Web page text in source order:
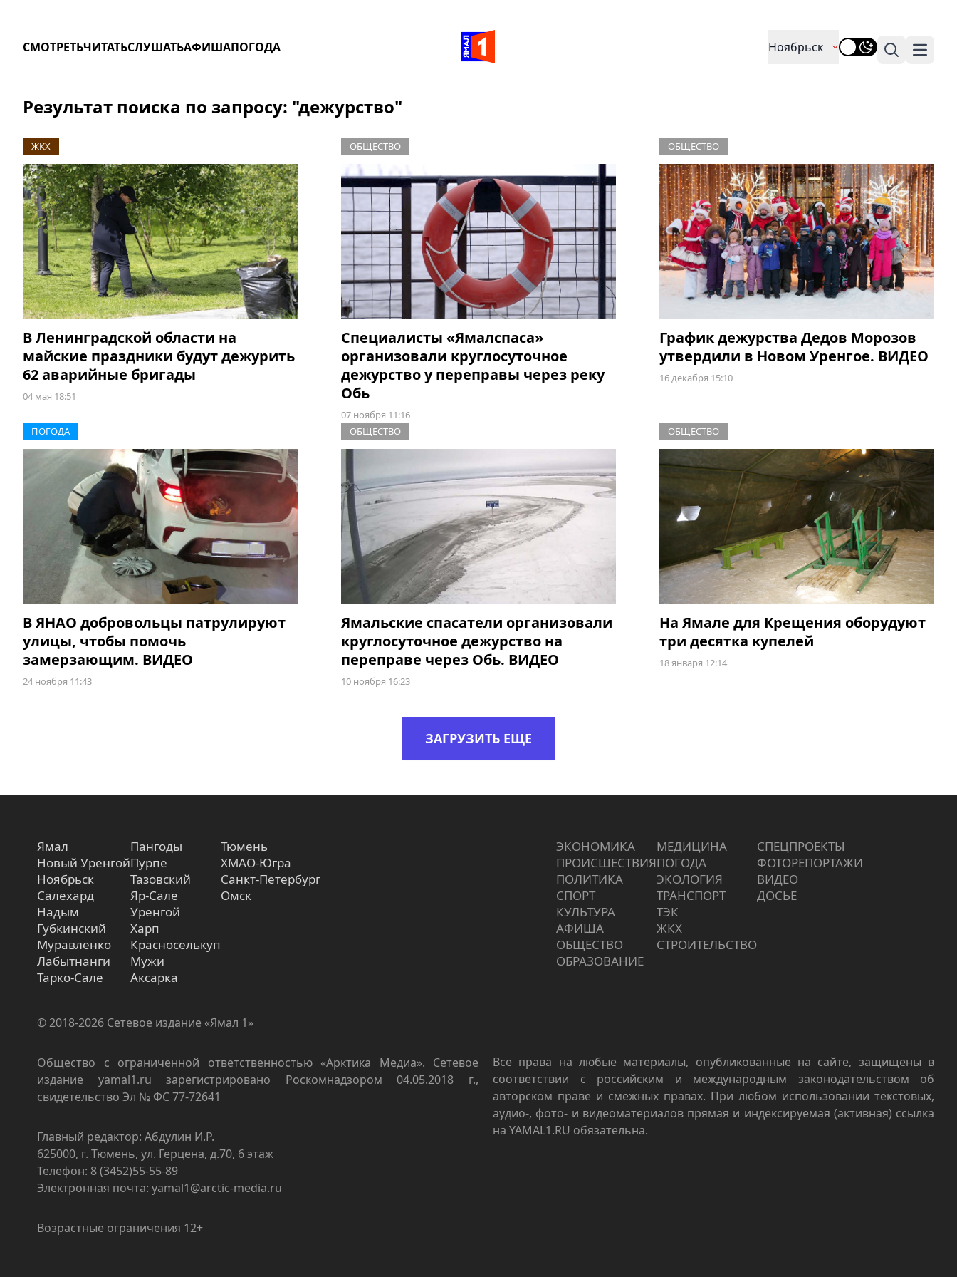
СМОТРЕТЬЧИТАТЬСЛУШАТЬАФИШАПОГОДА Ноябрьск
Поиск
Результат поиска по запросу: "дежурство"
ЖКХ
В Ленинградской области на
майские праздники будут дежурить
62 аварийные бригады
04 мая 18:51
ОБЩЕСТВО
Специалисты «Ямалспаса»
организовали круглосуточное
дежурство у переправы через реку
Обь
07 ноября 11:16
ОБЩЕСТВО
График дежурства Дедов Морозов
утвердили в Новом Уренгое. ВИДЕО
16 декабря 15:10
ПОГОДА
В ЯНАО добровольцы патрулируют
улицы, чтобы помочь
замерзающим. ВИДЕО
24 ноября 11:43
ОБЩЕСТВО
Ямальские спасатели организовали
круглосуточное дежурство на
переправе через Обь. ВИДЕО
10 ноября 16:23
ОБЩЕСТВО
На Ямале для Крещения оборудуют
три десятка купелей
18 января 12:14
ЗАГРУЗИТЬ ЕЩЕ
Ямал
Новый Уренгой
Ноябрьск
Салехард
Надым
Губкинский
Муравленко
Лабытнанги
Тарко-Сале
Пангоды
Пурпе
Тазовский
Яр-Сале
Уренгой
Харп
Красноселькуп
Мужи
Аксарка
Тюмень
ХМАО-Югра
Санкт-Петербург
Омск
ЭКОНОМИКА
ПРОИCШЕСТВИЯ
ПОЛИТИКА
СПОРТ
КУЛЬТУРА
АФИША
ОБЩЕСТВО
ОБРАЗОВАНИЕ
МЕДИЦИНА
ПОГОДА
ЭКОЛОГИЯ
ТРАНСПОРТ
ТЭК
ЖКХ
СТРОИТЕЛЬСТВО
СПЕЦПРОЕКТЫ
ФОТОРЕПОРТАЖИ
ВИДЕО
ДОСЬЕ
© 2018-2026 Сетевое издание «Ямал 1»
Общество с ограниченной ответственностью «Арктика Медиа». Сетевое
издание yamal1.ru зарегистрировано Роскомнадзором 04.05.2018 г.,
свидетельство Эл № ФС 77-72641
Главный редактор: Абдулин И.Р.
625000, г. Тюмень, ул. Герцена, д.70, 6 этаж
Телефон: 8 (3452)55-55-89
Электронная почта: yamal1@arctic-media.ru
Возрастные ограничения 12+
Все права на любые материалы, опубликованные на сайте, защищены в
соответствии с российским и международным законодательством об
авторском праве и смежных правах. При любом использовании текстовых,
аудио-, фото- и видеоматериалов прямая и индексируемая (активная) ссылка
на YAMAL1.RU обязательна.